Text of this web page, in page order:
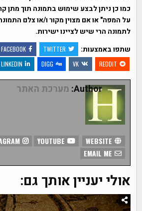
כמו כן ניתן לבצע שימוש בתמונה תוך מתן
על המפה" או אם מצוין מקור ו/או צלם
לתמונה הרי שיש לציינו ישירות.
שתפו באמצעות:
TWITTER
FACEBOOK
REDDIT
VK
DIGG
LINKEDIN
Author: מערכת האתר
INSTAGRAM
אולי יעניין אותך גם: